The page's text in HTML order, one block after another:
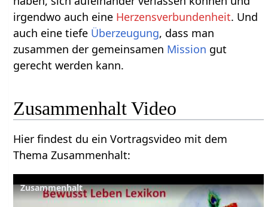
irgendwo auch eine Herzensverbundenheit. Und
auch eine tiefe Überzeugung, dass man
zusammen der gemeinsamen Mission gut
gerecht werden kann.
Zusammenhalt‏‎ Video
Hier findest du ein Vortragsvideo mit dem
Thema Zusammenhalt‏‎:
Zusammenhalt‏‎